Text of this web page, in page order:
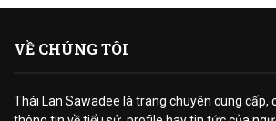
VỀ CHÚNG TÔI
Thái Lan Sawadee là trang chuyên cung cấp,